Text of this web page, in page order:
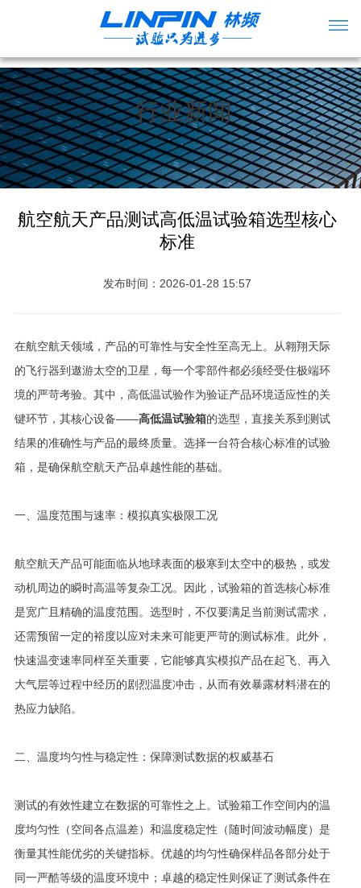
行业新闻
航空航天产品测试高低温试验箱选型核心
标准
发布时间：2026-01-28 15:57
在航空航天领域，产品的可靠性与安全性至高无上。从翱翔天际
的飞行器到遨游太空的卫星，每一个零部件都必须经受住极端环
境的严苛考验。其中，高低温试验作为验证产品环境适应性的关
键环节，其核心设备——高低温试验箱的选型，直接关系到测试
结果的准确性与产品的最终质量。选择一台符合核心标准的试验
箱，是确保航空航天产品卓越性能的基础。
一、温度范围与速率：模拟真实极限工况
航空航天产品可能面临从地球表面的极寒到太空中的极热，或发
动机周边的瞬时高温等复杂工况。因此，试验箱的首选核心标准
是宽广且精确的温度范围。选型时，不仅要满足当前测试需求，
还需预留一定的裕度以应对未来可能更严苛的测试标准。此外，
快速温变速率同样至关重要，它能够真实模拟产品在起飞、再入
大气层等过程中经历的剧烈温度冲击，从而有效暴露材料潜在的
热应力缺陷。
二、温度均匀性与稳定性：保障测试数据的权威基石
测试的有效性建立在数据的可靠性之上。试验箱工作空间内的温
度均匀性（空间各点温差）和温度稳定性（随时间波动幅度）是
衡量其性能优劣的关键指标。优越的均匀性确保样品各部分处于
同一严酷等级的温度环境中；卓越的稳定性则保证了测试条件在